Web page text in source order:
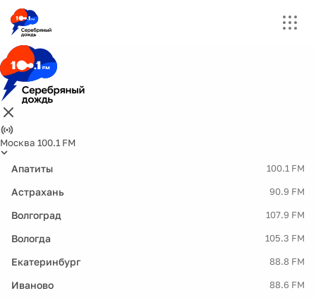
Москва 100.1 FM
Апатиты 100.1 FM
Астрахань 90.9 FM
Волгоград 107.9 FM
Вологда 105.3 FM
Екатеринбург 88.8 FM
Иваново 88.6 FM